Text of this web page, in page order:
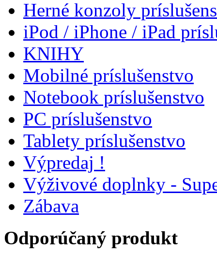
Herné konzoly
iPod / iPhone / iPad
KNIHY
Mobilné príslušenstvo
Notebook príslušenstvo
PC príslušenstvo
Tablety príslušenstvo
Výpredaj !
Výživové doplnky -
Zábava
Odporúčaný produkt